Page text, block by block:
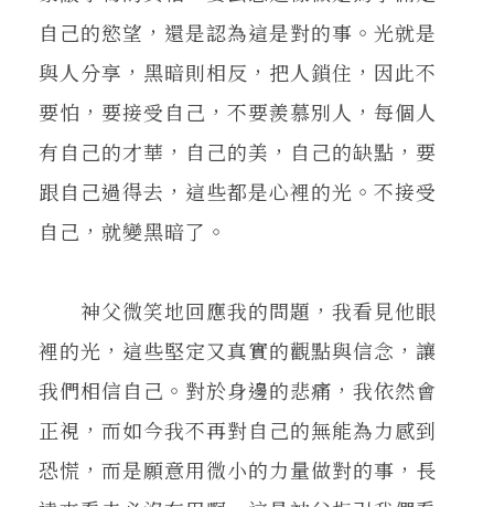
自己的慾望，還是認為這是對的事。光就是
與人分享，黑暗則相反，把人鎖住，因此不
要怕，要接受自己，不要羨慕別人，每個人
有自己的才華，自己的美，自己的缺點，要
跟自己過得去，這些都是心裡的光。不接受
自己，就變黑暗了。
神父微笑地回應我的問題，我看見他眼
裡的光，這些堅定又真實的觀點與信念，讓
我們相信自己。對於身邊的悲痛，我依然會
正視，而如今我不再對自己的無能為力感到
恐慌，而是願意用微小的力量做對的事，長